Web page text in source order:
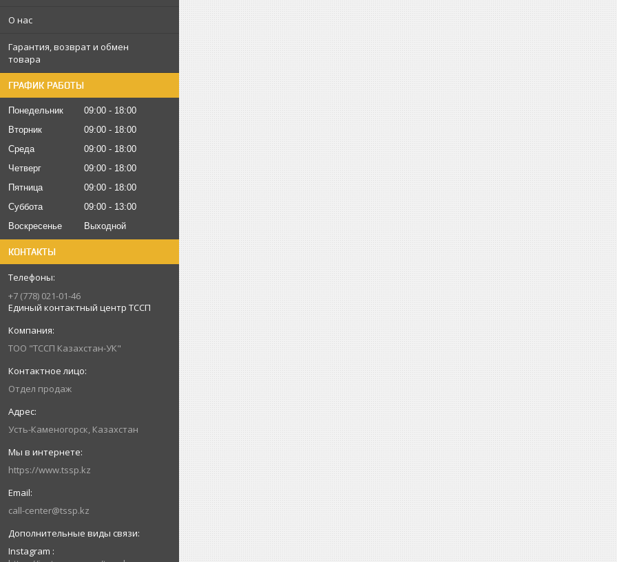
О нас
Гарантия, возврат и обмен
товара
ГРАФИК РАБОТЫ
Понедельник 09:00
18:00
Вторник
09:00
18:00
Среда
09:00
18:00
Четверг
09:00
18:00
Пятница
09:00
18:00
Суббота
09:00
13:00
Воскресенье
Выходной
КОНТАКТЫ
+7 (778) 021-01-46
Единый контактный центр ТССП
ТОО "ТССП Казахстан-УК"
Отдел продаж
Усть-Каменогорск, Казахстан
https://www.tssp.kz
call-center@tssp.kz
Instagram